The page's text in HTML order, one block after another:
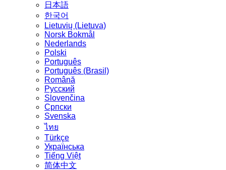
日本語
한국어
Lietuvių (Lietuva)
‪Norsk Bokmål‬
Nederlands
Polski
Português
Português (Brasil)
Română
Русский
Slovenčina
Српски
Svenska
ไทย
Türkçe
Українська
Tiếng Việt
简体中文